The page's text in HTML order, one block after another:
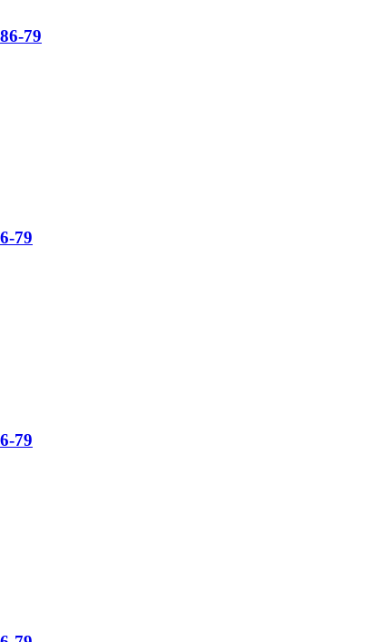
79
79
79